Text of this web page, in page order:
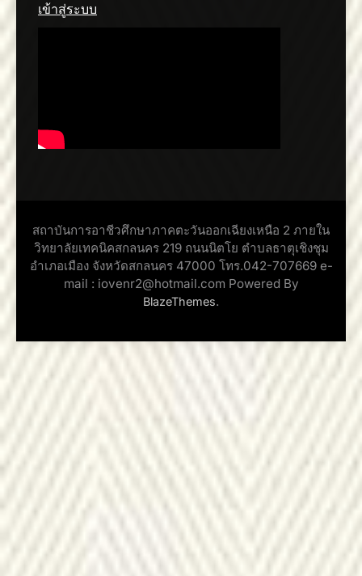
เข้าสู่ระบบ
สถาบันการอาชีวศึกษาภาคตะวันออกเฉียงเหนือ 2 ภายใน
วิทยาลัยเทคนิคสกลนคร 219 ถนนนิตโย ตำบลธาตุเชิงชุม
อำเภอเมือง จังหวัดสกลนคร 47000 โทร.042-707669 e-
mail : iovenr2@hotmail.com Powered By
BlazeThemes.